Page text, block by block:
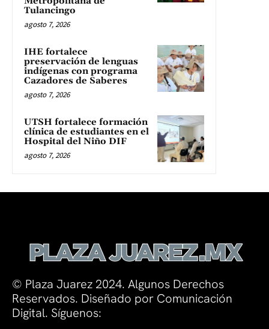
Tulancingo
agosto 7, 2026
IHE fortalece
preservación de lenguas
indígenas con programa
Cazadores de Saberes
agosto 7, 2026
UTSH fortalece formación
clínica de estudiantes en el
Hospital del Niño DIF
agosto 7, 2026
© Plaza Juarez 2024. Algunos Derechos
Reservados. Diseñado por Comunicación
Digital. Síguenos: